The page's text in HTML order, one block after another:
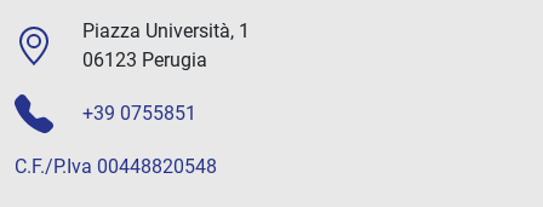
Piazza Università, 1
06123 Perugia
+39 0755851
C.F./P.Iva 00448820548